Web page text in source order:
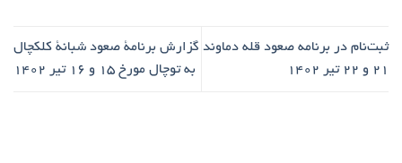
ثبت‌نام در برنامه‌ صعود قله دماوند
۲۱ و ۲۲ تیر ۱۴۰۲
گزارش برنامۀ صعود شبانۀ کلکچال
به توچال مورخ ۱۵ و ۱۶ تیر ۱۴۰۲